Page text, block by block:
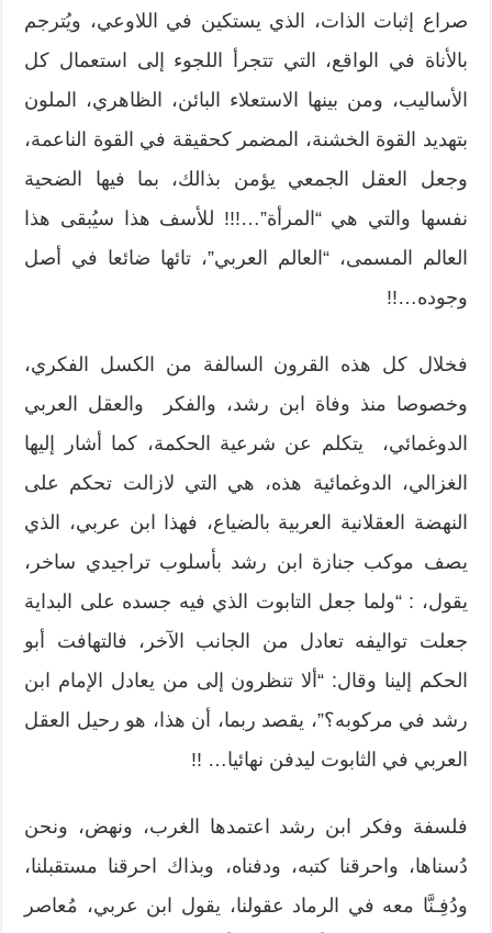
صراع إثبات الذات، الذي يستكين في اللاوعي، ويُترجم
بالأناة في الواقع، التي تتجرأ اللجوء إلى استعمال كل
الأساليب، ومن بينها الاستعلاء البائن، الظاهري، الملون
بتهديد القوة الخشنة، المضمر كحقيقة في القوة الناعمة،
وجعل العقل الجمعي يؤمن بذالك، بما فيها الضحية
نفسها والتي هي “المرأة”…!!! للأسف هذا سيُبقى هذا
العالم المسمى، “العالم العربي”، تائها ضائعا في أصل
وجوده…!!
فخلال كل هذه القرون السالفة من الكسل الفكري،
وخصوصا منذ وفاة ابن رشد، والفكر والعقل العربي
الدوغمائي، يتكلم عن شرعية الحكمة، كما أشار إليها
الغزالي، الدوغمائية هذه، هي التي لازالت تحكم على
النهضة العقلانية العربية بالضياع، فهذا ابن عربي، الذي
يصف موكب جنازة ابن رشد بأسلوب تراجيدي ساخر،
يقول، : “ولما جعل التابوت الذي فيه جسده على البداية
جعلت تواليفه تعادل من الجانب الآخر، فالتهافت أبو
الحكم إلينا وقال: “ألا تنظرون إلى من يعادل الإمام ابن
رشد في مركوبه؟”، يقصد ربما، أن هذا، هو رحيل العقل
العربي في الثابوت ليدفن نهائيا… !!
فلسفة وفكر ابن رشد اعتمدها الغرب، ونهض، ونحن
دُسناها، واحرقنا كتبه، ودفناه، وبذاك احرقنا مستقبلنا،
ودُفِـنَّا معه في الرماد عقولنا، يقول ابن عربي، مُعاصر